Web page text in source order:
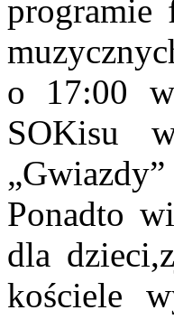
programie
o 17:00
SOKisu
Ponadto
dla
kościele